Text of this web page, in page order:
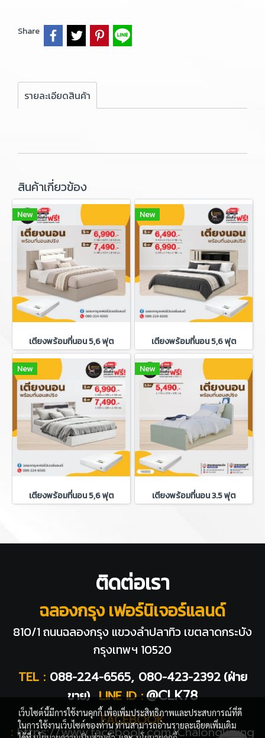
Share
รายละเอียดสินค้า
สินค้าเกี่ยวข้อง
New
เตียงพร้อมที่นอน 5,6 ฟุต
New
เตียงพร้อมที่นอน 5,6 ฟุต
New
เตียงพร้อมที่นอน 5,6 ฟุต
New
เตียงพร้อมที่นอน 3.5 ฟุต
ติดต่อเรา
ฉลองกรุง เฟอร์นิเจอร์แลนด์
810/1 ถนนฉลองกรุง แขวงลำปลาทิว เขตลาดกระบัง
กรุงเทพฯ 10520
TEL : 088-224-6565, 080-423-2392 (ฝ่าย
ขาย) LINE ID : @CLK78
FACEBOOK
: https://www.facebook.com/Chalongkrung
เว็บไซต์นี้มีการใช้งานคุกกี้ เพื่อเพิ่มประสิทธิภาพและประสบการณ์ที่ดี
ในการใช้งานเว็บไซต์ของท่าน ท่านสามารถอ่านรายละเอียดเพิ่มเติม